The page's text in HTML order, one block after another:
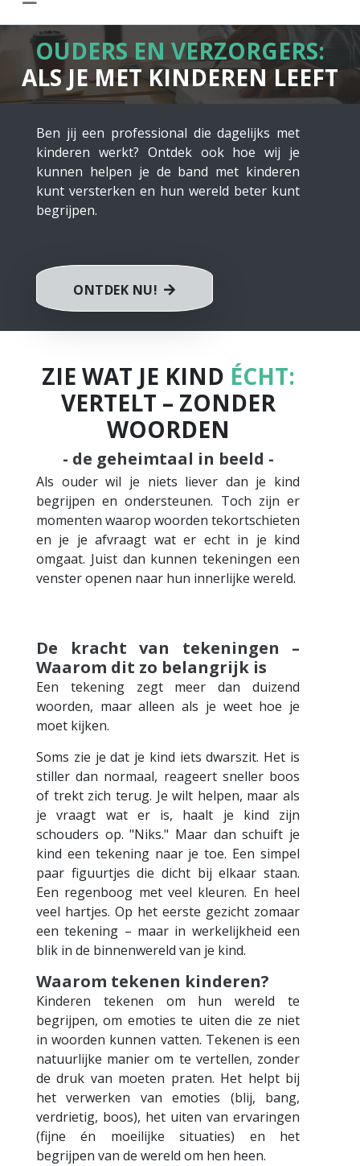
OUDERS EN VERZORGERS:
ALS JE MET KINDEREN LEEFT
Ben jij een professional die dagelijks met
kinderen werkt? Ontdek ook hoe wij je
kunnen helpen je de band met kinderen
kunt versterken en hun wereld beter kunt
begrijpen.
ONTDEK NU!
ZIE WAT JE KIND ÉCHT:
VERTELT – ZONDER
WOORDEN
- de geheimtaal in beeld -
Als ouder wil je niets liever dan je kind
begrijpen en ondersteunen. Toch zijn er
momenten waarop woorden tekortschieten
en je je afvraagt wat er echt in je kind
omgaat. Juist dan kunnen tekeningen een
venster openen naar hun innerlijke wereld.
De kracht van tekeningen –
Waarom dit zo belangrijk is
Een tekening zegt meer dan duizend
woorden, maar alleen als je weet hoe je
moet kijken.
Soms zie je dat je kind iets dwarszit. Het is
stiller dan normaal, reageert sneller boos
of trekt zich terug. Je wilt helpen, maar als
je vraagt wat er is, haalt je kind zijn
schouders op. "Niks." Maar dan schuift je
kind een tekening naar je toe. Een simpel
paar figuurtjes die dicht bij elkaar staan.
Een regenboog met veel kleuren. En heel
veel hartjes. Op het eerste gezicht zomaar
een tekening – maar in werkelijkheid een
blik in de binnenwereld van je kind.
Waarom tekenen kinderen?
Kinderen tekenen om hun wereld te
begrijpen, om emoties te uiten die ze niet
in woorden kunnen vatten. Tekenen is een
natuurlijke manier om te vertellen, zonder
de druk van moeten praten. Het helpt bij
het verwerken van emoties (blij, bang,
verdrietig, boos), het uiten van ervaringen
(fijne én moeilijke situaties) en het
begrijpen van de wereld om hen heen.